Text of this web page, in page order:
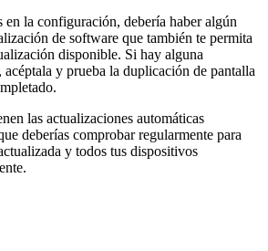
en la configuración, debería haber algún
de software que también te permita
disponible. Si hay alguna
acéptala y prueba la duplicación de pantalla
las actualizaciones automáticas
deberías comprobar regularmente para
y todos tus dispositivos